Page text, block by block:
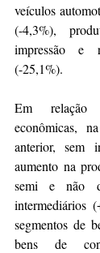
veículos
(-4,3%),
impressão e
(-25,1%).
Em relação
econômicas,
anterior, sem
aumento na
semi e não
intermediários
segmentos de
bens de